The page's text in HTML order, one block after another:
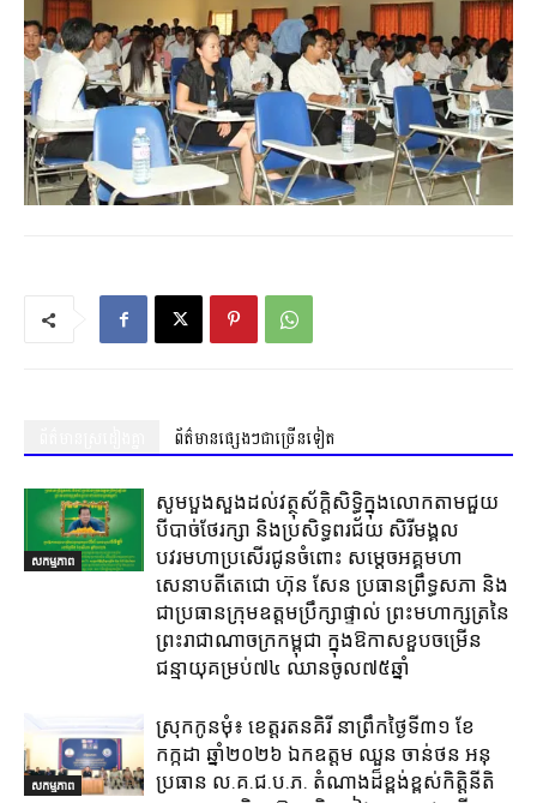
ព័ត៌មានផ្សេងៗជាច្រើនទៀត
សកម្មភាព
សូមបួងសួងដល់វត្ថុស័ក្តិសិទ្ធិក្នុងលោកតាមជួយ
បីបាច់ថែរក្សា និងប្រសិទ្ធពរជ័យ សិរីមង្គល
បវរមហាប្រសើរជូនចំពោះ សម្តេចអគ្គមហា
សេនាបតីតេជោ ហ៊ុន សែន ប្រធានព្រឹទ្ធសភា និង
ជាប្រធានក្រុមឧត្តមប្រឹក្សាផ្ទាល់ ព្រះមហាក្សត្រនៃ
ព្រះរាជាណាចក្រកម្ពុជា ក្នុងឱកាសខួបចម្រើន
ជន្មាយុគម្រប់៧៤ ឈានចូល៧៥ឆ្នាំ
សកម្មភាព
ស្រុក​កូនមុំ៖ ខេត្ត​រតនគិរី​ នាព្រឹកថ្ងៃទី៣១​ ខែ
កក្កដា ឆ្នាំ២០២៦ ឯកឧត្តម​ ឈួន ចាន់ថន អនុ
ប្រធាន ល.គ.ជ.ប.ភ. តំណាង​ដ៏ខ្ពង់ខ្ពស់​កិត្តិនីតិ